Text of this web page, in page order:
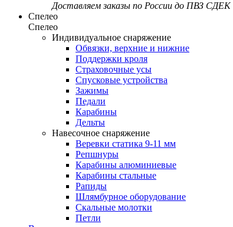
Доставляем заказы по России до ПВЗ
Спелео
Спелео
Индивидуальное снаряжение
Обвязки, верхние и нижние
Поддержки кроля
Страховочные усы
Спусковые устройства
Зажимы
Педали
Карабины
Дельты
Навесочное снаряжение
Веревки статика 9-11 мм
Репшнуры
Карабины алюминиевые
Карабины стальные
Рапиды
Шлямбурное оборудование
Скальные молотки
Петли